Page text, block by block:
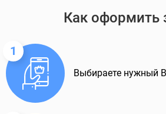
Как оформить
1
Выбираете нужный